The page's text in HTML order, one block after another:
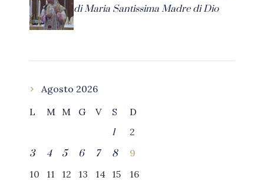
di Maria Santissima Madre di Dio
Agosto 2026
L
M M G V S
D
1
2
3
4 5 6 7 8
9
10
11 12 13 14 15
16